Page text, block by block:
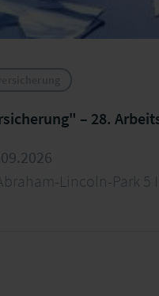
User Group
Lincoln-Park 5